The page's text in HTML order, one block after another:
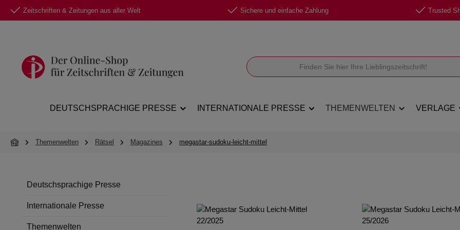
Hauptinhalt springen
Zur Suche springen
Zur Hauptnavigation springen
Zeitschriften & Zeitungen aus aller Welt Sichere und einfache Zahlung Trusted
DEUTSCHSPRACHIGE PRESSE INTERNATIONALE PRESSE THEMENWELTEN VERLAGE
Themenwelten Rätsel Magazines megastar-sudoku-leicht-mittel
Deutschsprachige Presse
Internationale Presse
Themenwelten